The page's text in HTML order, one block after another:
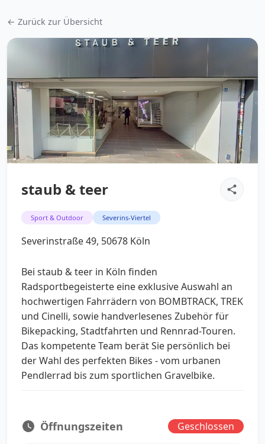
← Zurück zur Übersicht
staub & teer
Sport & Outdoor Severins-Viertel
Severinstraße 49, 50678 Köln
Bei staub & teer in Köln finden
Radsportbegeisterte eine exklusive Auswahl an
hochwertigen Fahrrädern von BOMBTRACK, TREK
und Cinelli, sowie handverlesenes Zubehör für
Bikepacking, Stadtfahrten und Rennrad-Touren.
Das kompetente Team berät Sie persönlich bei
der Wahl des perfekten Bikes - vom urbanen
Pendlerrad bis zum sportlichen Gravelbike.
Öffnungszeiten Geschlossen